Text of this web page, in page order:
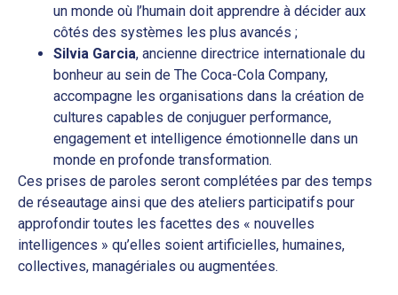
un monde où l’humain doit apprendre à décider aux
côtés des systèmes les plus avancés ;
Silvia Garcia, ancienne directrice internationale du
bonheur au sein de The Coca-Cola Company,
accompagne les organisations dans la création de
cultures capables de conjuguer performance,
engagement et intelligence émotionnelle dans un
monde en profonde transformation.
Ces prises de paroles seront complétées par des temps
de réseautage ainsi que des ateliers participatifs pour
approfondir toutes les facettes des « nouvelles
intelligences » qu’elles soient artificielles, humaines,
collectives, managériales ou augmentées.